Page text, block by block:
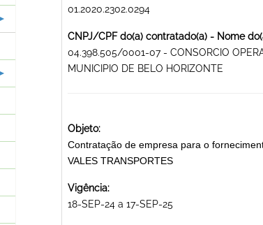
01.2020.2302.0294
CNPJ/CPF do(a) contratado(a) - Nome
04.398.505/0001-07 - CONSORCIO
MUNICIPIO DE BELO HORIZONTE
Objeto:
Contratação de empresa para o
VALES TRANSPORTES
Vigência:
18-SEP-24 a 17-SEP-25